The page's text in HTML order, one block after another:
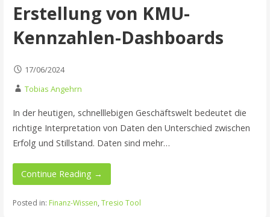
Erstellung von KMU-
Kennzahlen-Dashboards
17/06/2024
Tobias Angehrn
In der heutigen, schnelllebigen Geschäftswelt bedeutet die
richtige Interpretation von Daten den Unterschied zwischen
Erfolg und Stillstand. Daten sind mehr…
Continue Reading →
Posted in: Finanz-Wissen, Tresio Tool